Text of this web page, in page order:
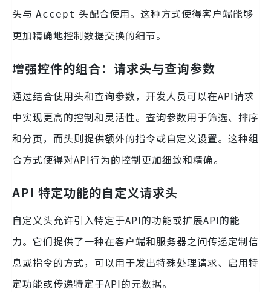
头与 Accept 头配合使用。这种方式使得客户端能够
更加精确地控制数据交换的细节。
增强控件的组合：请求头与查询参数
通过结合使用头和查询参数，开发人员可以在API请求
中实现更高的控制和灵活性。查询参数用于筛选、排序
和分页，而头则提供额外的指令或自定义设置。这种组
合方式使得对API行为的控制更加细致和精确。
API 特定功能的自定义请求头
自定义头允许引入特定于API的功能或扩展API的能
力。它们提供了一种在客户端和服务器之间传递定制信
息或指令的方式，可以用于发出特殊处理请求、启用特
定功能或传递特定于API的元数据。